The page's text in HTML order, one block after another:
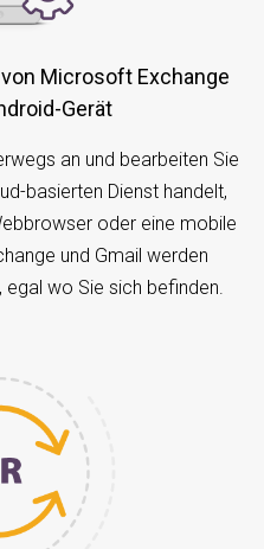
Gerät
an und bearbeiten Sie
basierten Dienst handelt,
oder eine mobile
und Gmail werden
wo Sie sich befinden.